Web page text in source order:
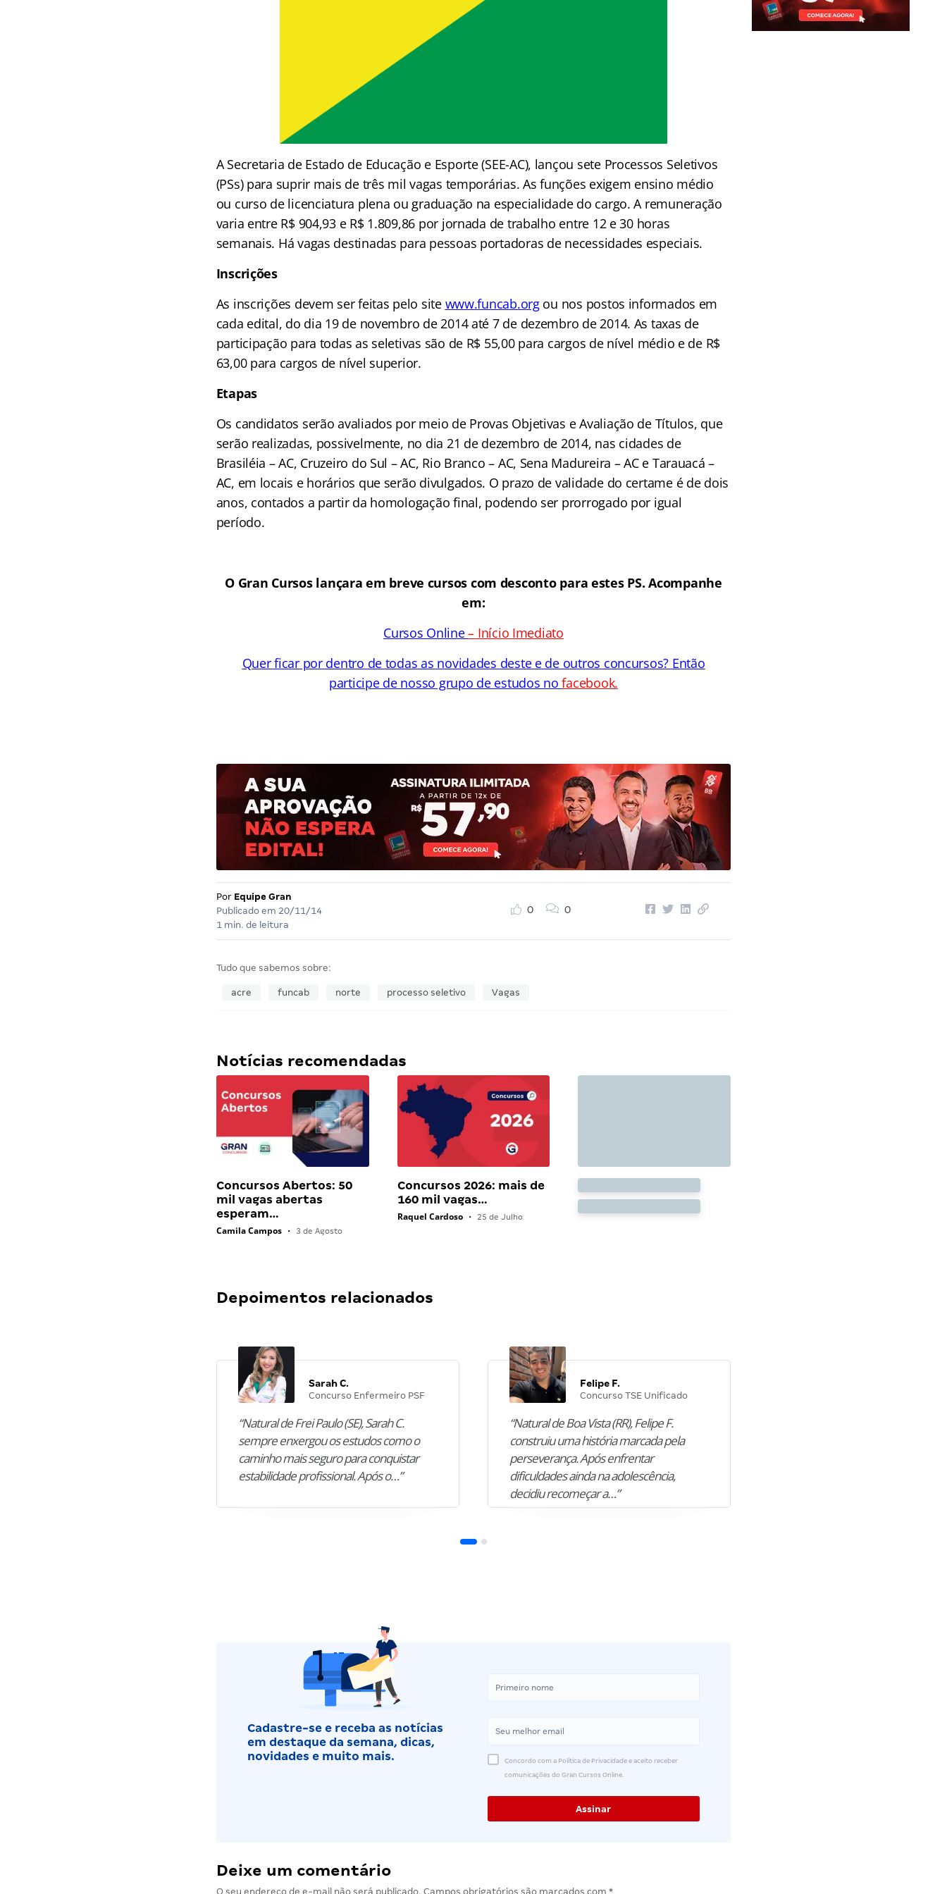
A Secretaria de Estado de Educação e Esporte (SEE-AC), lançou sete Processos Seletivos
(PSs) para suprir mais de três mil vagas temporárias. As funções exigem ensino médio
ou curso de licenciatura plena ou graduação na especialidade do cargo. A remuneração
varia entre R$ 904,93 e R$ 1.809,86 por jornada de trabalho entre 12 e 30 horas
semanais. Há vagas destinadas para pessoas portadoras de necessidades especiais.
Inscrições
As inscrições devem ser feitas pelo site www.funcab.orgou nos postos informados em
cada edital, do dia 19 de novembro de 2014 até 7 de dezembro de 2014. As taxas de
participação para todas as seletivas são de R$ 55,00 para cargos de nível médio e de R$
63,00 para cargos de nível superior.
Etapas
Os candidatos serão avaliados por meio de Provas Objetivas e Avaliação de Títulos, que
serão realizadas, possivelmente, no dia 21 de dezembro de 2014, nas cidades de
Brasiléia – AC, Cruzeiro do Sul – AC, Rio Branco – AC, Sena Madureira – AC e Tarauacá –
AC, em locais e horários que serão divulgados. O prazo de validade do certame é de dois
anos, contados a partir da homologação final, podendo ser prorrogado por igual
período.
O Gran Cursos lançara em breve cursos com desconto para estes PS. Acompanhe
em:
Cursos Online– Início Imediato
Quer ficar por dentro de todas as novidades deste e de outros concursos? Então
participe de nosso grupo de estudos nofacebook.
Por Equipe Gran
Publicado em 20/11/14
1 min. de leitura
0 0
Tudo que sabemos sobre:
acre funcab norte processo seletivo Vagas
Notícias recomendadas
Concursos Abertos: 50
mil vagas abertas
esperam…
Camila Campos • 3 de Agosto
Concursos 2026: mais de
160 mil vagas…
Raquel Cardoso • 25 de Julho
Depoimentos relacionados
Sarah C.
Concurso Enfermeiro PSF
“Natural de Frei Paulo (SE), Sarah C.
sempre enxergou os estudos como o
caminho mais seguro para conquistar
estabilidade profissional. Após o…”
Felipe F.
Concurso TSE Unificado
“Natural de Boa Vista (RR), Felipe F.
construiu uma história marcada pela
perseverança. Após enfrentar
dificuldades ainda na adolescência,
decidiu recomeçar a…”
Cadastre-se e receba as notícias
em destaque da semana, dicas,
novidades e muito mais.
Concordo com a Política de Privacidade e aceito receber
comunicações do Gran Cursos Online.
Deixe um comentário
O seu endereço de e-mail não será publicado. Campos obrigatórios são marcados com *